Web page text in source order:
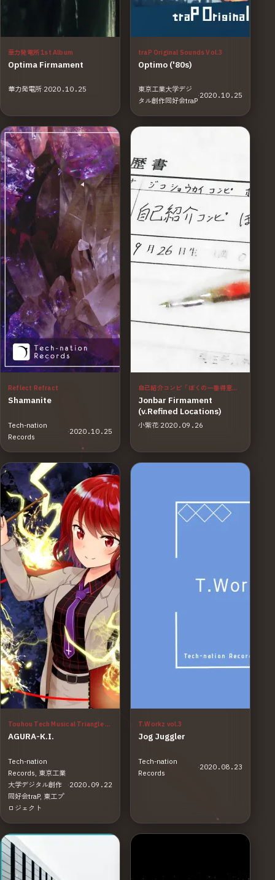
華力発電所 1st Album
Optima Firmament
華力発電所·2020.10.25
traP Original Sounds Vol.3
Optimo ('80s)
東京工業大学デジ
タル創作同好会traP
·2020.10.25
Reflect Refract
Shamanite
Tech-nation
Records
·2020.10.25
自己紹介コンピ「ぼくの一番得意な曲」
Jonbar Firmament
(v.Refined Locations)
小紫花·2020.09.26
Touhou Tech Musical Triangle Vol.2
AGURA-K.I.
Tech-nation
Records, 東京工業
大学デジタル創作
同好会traP, 東工プ
ロジェクト
·2020.09.22
T.Workz vol.3
Jog Juggler
Tech-nation
Records
·2020.08.23